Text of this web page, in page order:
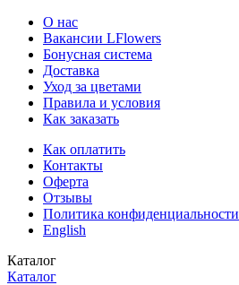
О нас
Вакансии LFlowers
Бонусная система
Доставка
Уход за цветами
Правила и условия
Как заказать
Как оплатить
Контакты
Оферта
Отзывы
Политика конфиденциальности
English
Каталог
Каталог